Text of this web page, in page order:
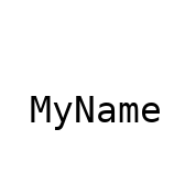
set
MyName